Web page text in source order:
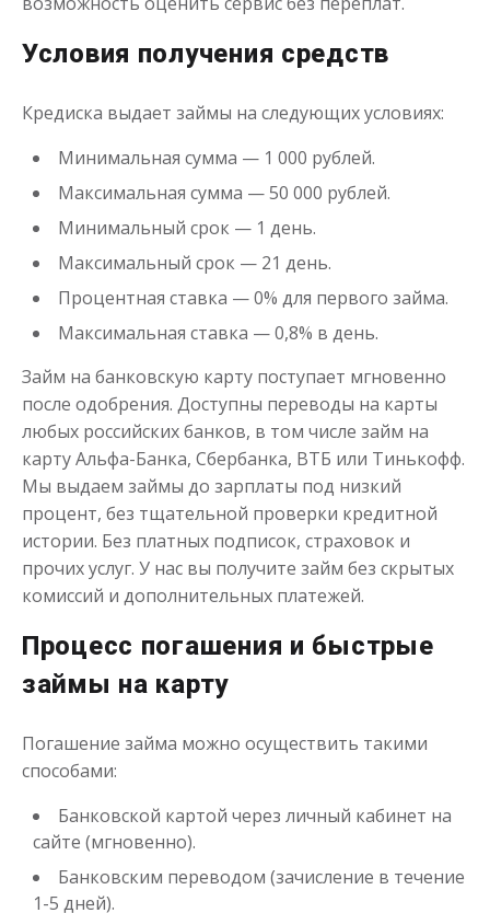
Сумма до50 000₽
Получить
Одолжим до 30 дней
Сумма до50 000 ₽
Срок от 1до 30 дня
Получить
Переведём в долг
Сумма до50 000₽
Срок
Получить
Условия получения средств
Кредиска выдает займы на следующих условиях:
Минимальная сумма — 1 000 рублей.
Максимальная сумма — 50 000 рублей.
Минимальный срок — 1 день.
Максимальный срок — 21 день.
Процентная ставка — 0% для первого займа.
Максимальная ставка — 0,8% в день.
Займ на банковскую карту поступает мгновенно
после одобрения. Доступны переводы на карты
любых российских банков, в том числе займ на
карту Альфа-Банка, Сбербанка, ВТБ или Тинькофф.
Мы выдаем займы до зарплаты под низкий
процент, без тщательной проверки кредитной
истории. Без платных подписок, страховок и
прочих услуг. У нас вы получите займ без скрытых
комиссий и дополнительных платежей.
Процесс погашения и быстрые
займы на карту
Погашение займа можно осуществить такими
способами:
Банковской картой через личный кабинет на
сайте (мгновенно).
Банковским переводом (зачисление в течение
1-5 дней).